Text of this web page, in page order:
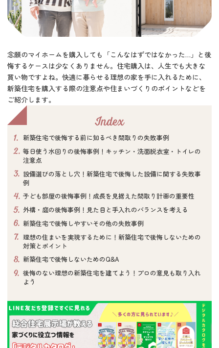
念願のマイホームを購入しても「こんなはずではなかった…」と後
悔するケースは少なくありません。住宅購入は、人生でも大きな
買い物ですよね。快適に暮らせる理想の家を手に入れるために、
新築住宅を購入する際の注意点や住まいづくりのポイントなどを
ご紹介します。
Index
1. 新築住宅で後悔する前に知るべき間取りの失敗事例
2. 毎日使う水回りの後悔事例！キッチン・洗面脱衣室・トイレの
注意点
3. 設備選びの落とし穴！新築住宅で後悔した設備に関する失敗事
例
4. 子ども部屋の後悔事例！成長を見据えた間取り計画の重要性
5. 外構・庭の後悔事例！見た目と手入れのバランスを考える
6. 新築住宅で後悔しやすいその他の失敗事例
7. 理想の住まいを実現するために！新築住宅で後悔しないための
対策とポイント
8. 新築住宅で後悔しないためのQ&A
9. 後悔のない理想の新築住宅を建てよう！プロの意見も取り入れ
よう